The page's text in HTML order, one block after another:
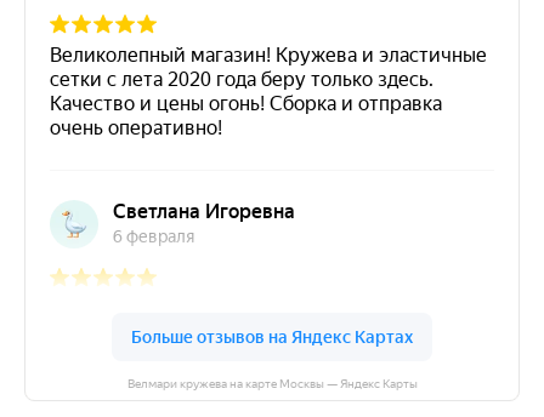
Велмари кружева на карте Москвы — Яндекс Карты